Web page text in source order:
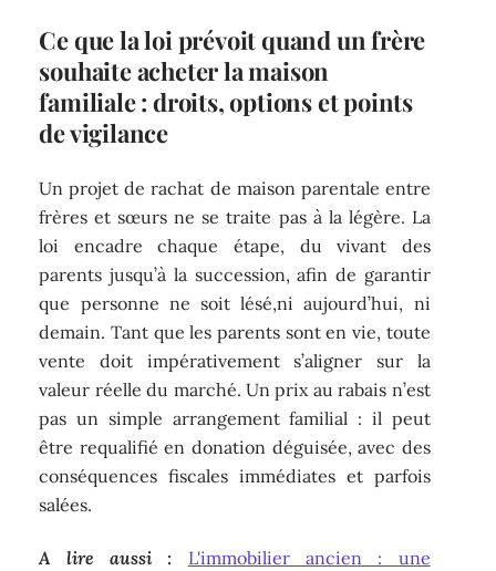
Ce que la loi prévoit quand un frère
souhaite acheter la maison
familiale : droits, options et points
de vigilance
Un projet de rachat de maison parentale entre
frères et sœurs ne se traite pas à la légère. La
loi encadre chaque étape, du vivant des
parents jusqu’à la succession, afin de garantir
que personne ne soit lésé,ni aujourd’hui, ni
demain. Tant que les parents sont en vie, toute
vente doit impérativement s’aligner sur la
valeur réelle du marché. Un prix au rabais n’est
pas un simple arrangement familial : il peut
être requalifié en donation déguisée, avec des
conséquences fiscales immédiates et parfois
salées.
A lire aussi :
L'immobilier ancien : une